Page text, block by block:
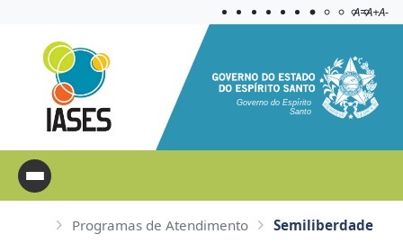
Aplicar
A=A+A-
Governo do Espírito
Santo
Programas de Atendimento Semiliberdade